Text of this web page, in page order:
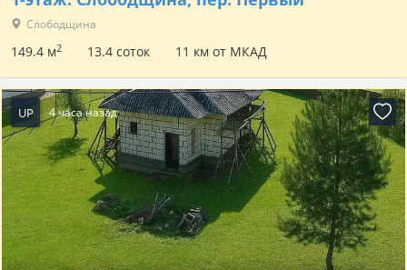
Слободщина
149.4 м2 13.4 соток 11 км от МКАД
UP 4 часа назад